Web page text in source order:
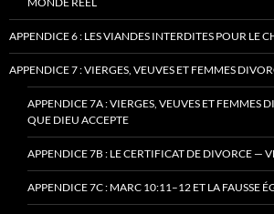
APPENDICE 6 : LES VIANDES INTERDITES POUR LE
APPENDICE 7 : VIERGES, VEUVES ET FEMMES
APPENDICE 7A : VIERGES, VEUVES ET FEMMES
QUE DIEU ACCEPTE
APPENDICE 7B : LE CERTIFICAT DE DIVORCE —
APPENDICE 7C : MARC 10:11–12 ET LA FAUSSE